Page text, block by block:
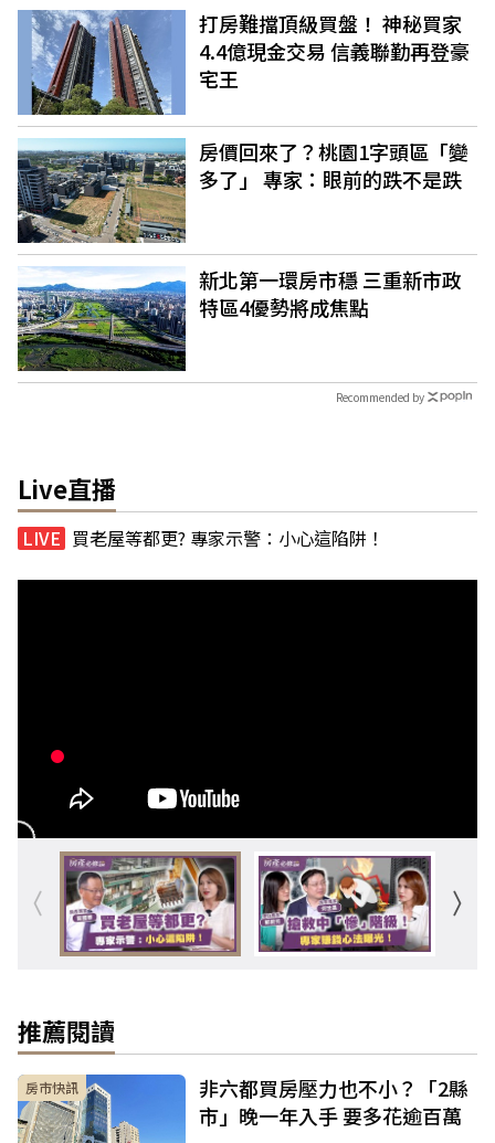
打房難擋頂級買盤！ 神秘買家
4.4億現金交易 信義聯勤再登豪
宅王
房價回來了？桃園1字頭區「變
多了」 專家：眼前的跌不是跌
新北第一環房市穩 三重新市政
特區4優勢將成焦點
Recommended by
Live直播
買老屋等都更? 專家示警：小心這陷阱！
推薦閱讀
房市快訊
非六都買房壓力也不小？「2縣
市」晚一年入手 要多花逾百萬